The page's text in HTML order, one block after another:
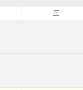
三